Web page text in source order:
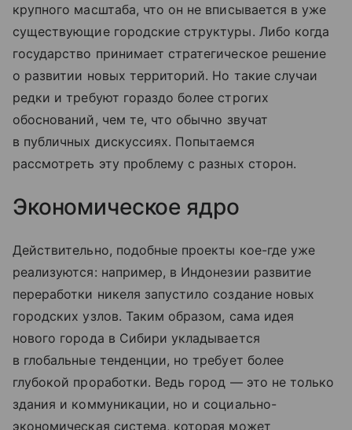
крупного масштаба, что он не вписывается в уже
существующие городские структуры. Либо когда
государство принимает стратегическое решение
о развитии новых территорий. Но такие случаи
редки и требуют гораздо более строгих
обоснований, чем те, что обычно звучат
в публичных дискуссиях. Попытаемся
рассмотреть эту проблему с разных сторон.
Экономическое ядро
Действительно, подобные проекты кое-где уже
реализуются: например, в Индонезии развитие
переработки никеля запустило создание новых
городских узлов. Таким образом, сама идея
нового города в Сибири укладывается
в глобальные тенденции, но требует более
глубокой проработки. Ведь город — это не только
здания и коммуникации, но и социально-
экономическая система, которая может